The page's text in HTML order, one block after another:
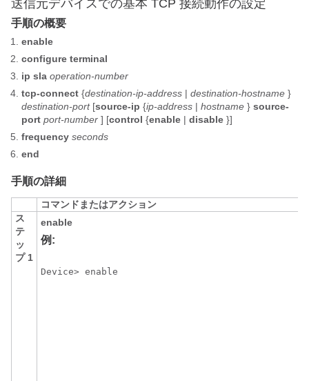
送信元デバイスでの基本 TCP 接続動作の設定
手順の概要
enable
configure terminal
ip sla operation-number
tcp-connect {destination-ip-address | destination-hostname }
destination-port [source-ip {ip-address | hostname } source-
port port-number ] [control {enable | disable }]
frequency seconds
end
手順の詳細
コマンドまたはアクション
ス
テ
ッ
プ 1
enable
例:
Device> enable